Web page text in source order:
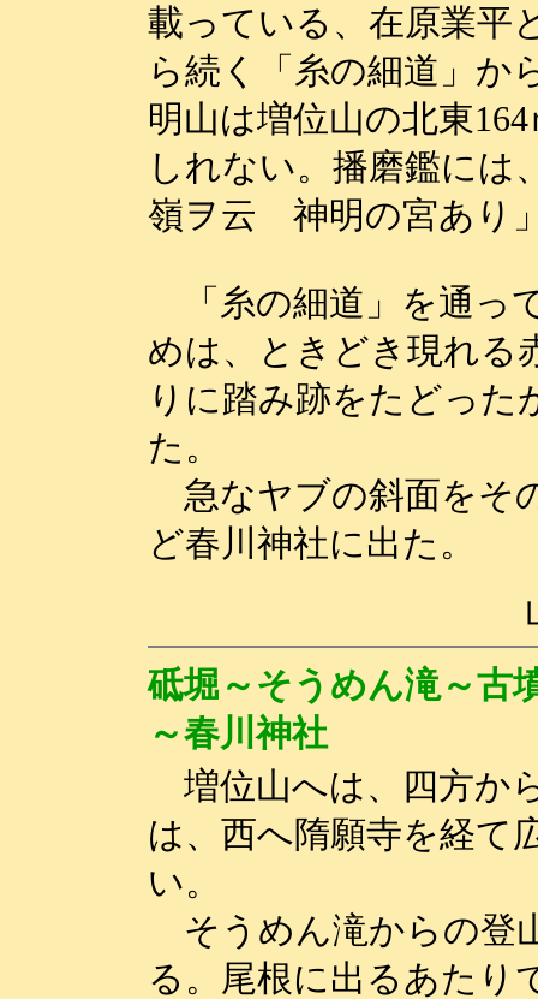
載っている、在原業平
ら続く「糸の細道」か
明山は増位山の北東
しれない。播磨鑑に
嶺ヲ云 神明の宮あり
「糸の細道」を通っ
めは、ときどき現れる
りに踏み跡をたどった
た。
急なヤブの斜面をそ
ど春川神社に出た。
砥堀～そうめん滝～古
～春川神社
増位山へは、四方か
は、西へ隋願寺を経て
い。
そうめん滝からの登
る。尾根に出るあたり